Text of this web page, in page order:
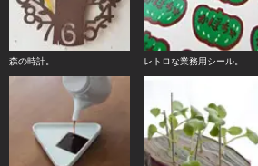
森の時計。 レトロな業務用シール。